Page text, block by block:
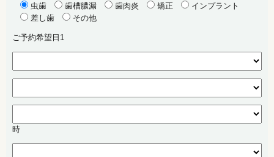
虫歯 歯槽膿漏 歯肉炎 矯正
インプラント
差し歯
その他
ご予約希望日1
時